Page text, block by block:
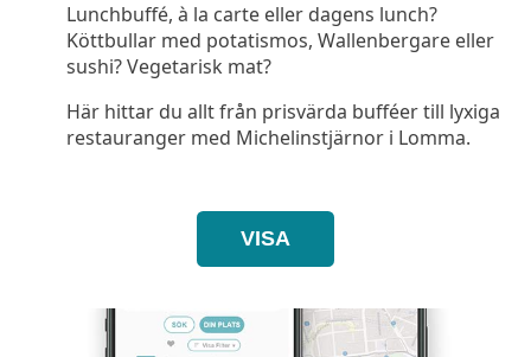
Lunchbuffé, à la carte eller dagens lunch?
Köttbullar med potatismos, Wallenbergare eller
sushi? Vegetarisk mat?
Här hittar du allt från prisvärda bufféer till lyxiga
restauranger med Michelinstjärnor i Lomma.
VISA